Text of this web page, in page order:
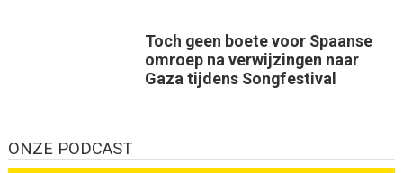
Toch geen boete voor Spaanse
omroep na verwijzingen naar
Gaza tijdens Songfestival
ONZE PODCAST